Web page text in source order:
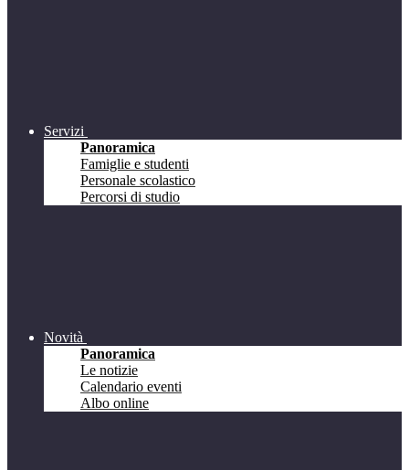
Servizi
Panoramica
Famiglie e studenti
Personale scolastico
Percorsi di studio
Novità
Panoramica
Le notizie
Calendario eventi
Albo online